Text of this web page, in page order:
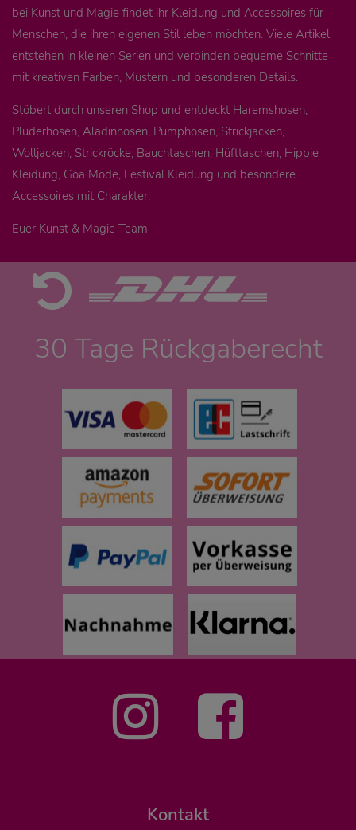
bei Kunst und Magie findet ihr Kleidung und Accessoires für
Menschen, die ihren eigenen Stil leben möchten. Viele Artikel
entstehen in kleinen Serien und verbinden bequeme Schnitte
mit kreativen Farben, Mustern und besonderen Details.
Stöbert durch unseren Shop und entdeckt Haremshosen,
Pluderhosen, Aladinhosen, Pumphosen, Strickjacken,
Wolljacken, Strickröcke, Bauchtaschen, Hüfttaschen, Hippie
Kleidung, Goa Mode, Festival Kleidung und besondere
Accessoires mit Charakter.
Euer Kunst & Magie Team
30 Tage Rückgaberecht
Kontakt